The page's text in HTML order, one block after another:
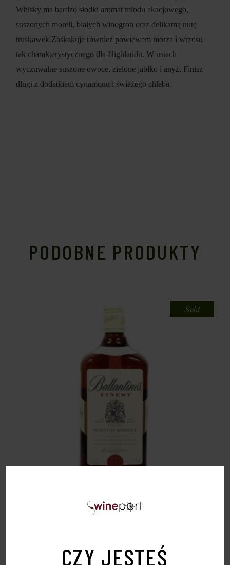
CZY JESTEŚ
Whisky ma bardzo słodki aromat miodu akacjowego,
suszonych moreli, białych winogron oraz delikatną nutę
truskawek.Zaskakuje również powiewem morza i wrzosu
tak charakterystycznego dla Highlandu. W ustach
wyczuwalne suszone owoce, zielone jabłko i anyż. Finisz
długi z dodatkiem cynamonu i świeżego chleba.
PODOBNE PRODUKTY
Sold
WHISKEY BALLANTINE’S 0,7L 40%